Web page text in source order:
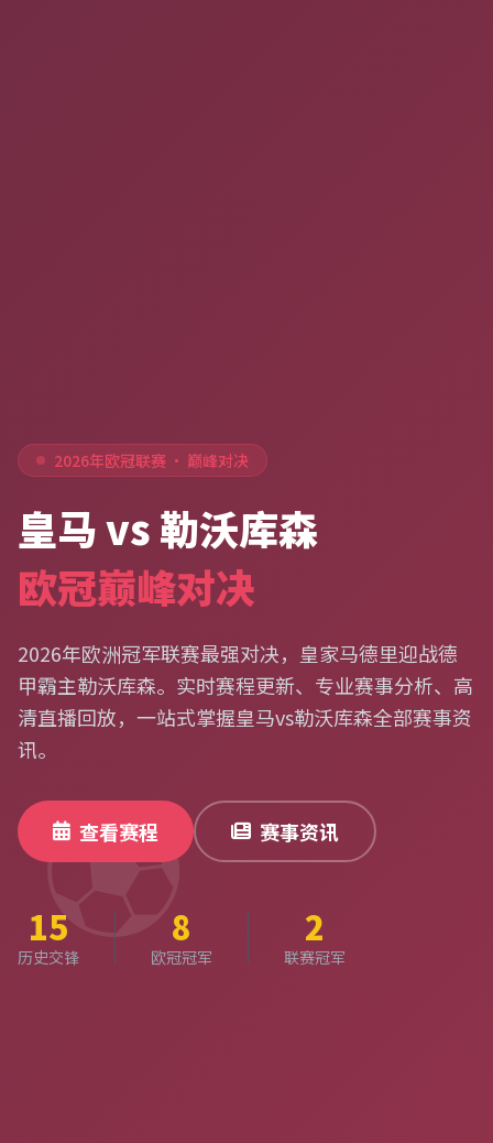
⚽
2026年欧冠联赛 · 巅峰对决
皇马 vs 勒沃库森
欧冠巅峰对决
2026年欧洲冠军联赛最强对决，皇家马德里迎战德
甲霸主勒沃库森。实时赛程更新、专业赛事分析、高
清直播回放，一站式掌握皇马vs勒沃库森全部赛事资
讯。
查看赛程 赛事资讯
15
历史交锋
8
欧冠冠军
2
联赛冠军